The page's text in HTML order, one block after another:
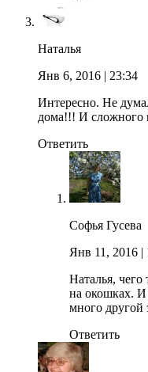
Наталья
Янв 6, 2016 | 23:34
Интересно. Не
дома!!! И сложного
Ответить
Софья Гусева
Янв 11, 2016 |
Наталья,
на окошках.
много другой
Ответить